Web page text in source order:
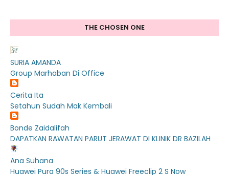
THE CHOSEN ONE
SURIA AMANDA
Group Marhaban Di Office
Cerita Ita
Setahun Sudah Mak Kembali
Bonde Zaidalifah
DAPATKAN RAWATAN PARUT JERAWAT DI KLINIK DR BAZILAH
Ana Suhana
Huawei Pura 90s Series & Huawei Freeclip 2 S Now